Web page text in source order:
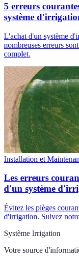
5 erreurs
système
L'achat d'un système
nombreuses erreurs
complet.
Installation et
Les erreurs
d'un système
Évitez les pièges
d'irrigation. Suivez
Système Irrigation
Votre source